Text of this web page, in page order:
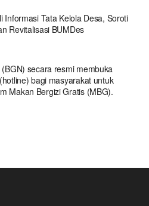
Informasi Tata Kelola Desa, Soroti
Revitalisasi BUMDes
secara resmi membuka
bagi masyarakat untuk
Makan Bergizi Gratis (MBG).